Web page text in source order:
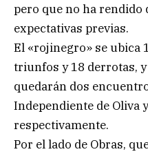
pero que no ha rendido
expectativas previas.
El «rojinegro» se ubica
triunfos y 18 derrotas,
quedarán dos
Independiente de Oliva
respectivamente.
Por el lado de Obras,